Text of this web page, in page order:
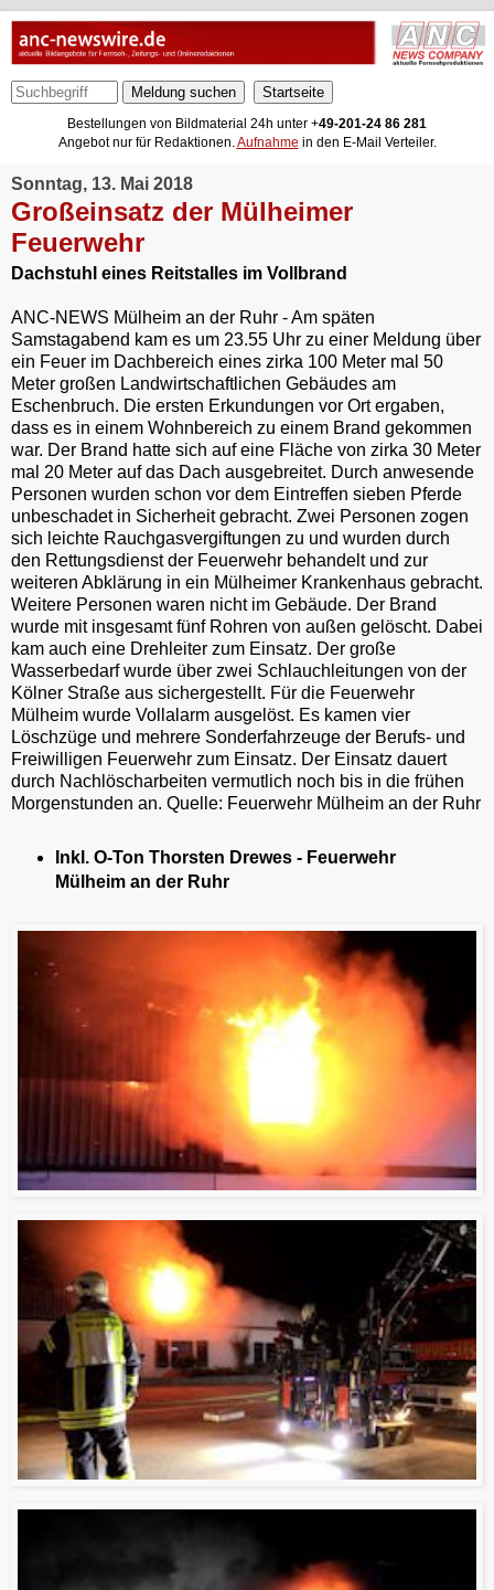
Meldung suchen
Bestellungen von Bildmaterial 24h unter +49-201-24 86 281
Angebot nur für Redaktionen.Aufnahme in den E-Mail Verteiler.
Sonntag, 13. Mai 2018
Großeinsatz der Mülheimer
Feuerwehr
Dachstuhl eines Reitstalles im Vollbrand
ANC-NEWS Mülheim an der Ruhr - Am späten
Samstagabend kam es um 23.55 Uhr zu einer Meldung über
ein Feuer im Dachbereich eines zirka 100 Meter mal 50
Meter großen Landwirtschaftlichen Gebäudes am
Eschenbruch. Die ersten Erkundungen vor Ort ergaben,
dass es in einem Wohnbereich zu einem Brand gekommen
war. Der Brand hatte sich auf eine Fläche von zirka 30 Meter
mal 20 Meter auf das Dach ausgebreitet. Durch anwesende
Personen wurden schon vor dem Eintreffen sieben Pferde
unbeschadet in Sicherheit gebracht. Zwei Personen zogen
sich leichte Rauchgasvergiftungen zu und wurden durch
den Rettungsdienst der Feuerwehr behandelt und zur
weiteren Abklärung in ein Mülheimer Krankenhaus gebracht.
Weitere Personen waren nicht im Gebäude. Der Brand
wurde mit insgesamt fünf Rohren von außen gelöscht. Dabei
kam auch eine Drehleiter zum Einsatz. Der große
Wasserbedarf wurde über zwei Schlauchleitungen von der
Kölner Straße aus sichergestellt. Für die Feuerwehr
Mülheim wurde Vollalarm ausgelöst. Es kamen vier
Löschzüge und mehrere Sonderfahrzeuge der Berufs- und
Freiwilligen Feuerwehr zum Einsatz. Der Einsatz dauert
durch Nachlöscharbeiten vermutlich noch bis in die frühen
Morgenstunden an. Quelle: Feuerwehr Mülheim an der Ruhr
Inkl. O-Ton Thorsten Drewes - Feuerwehr
Mülheim an der Ruhr